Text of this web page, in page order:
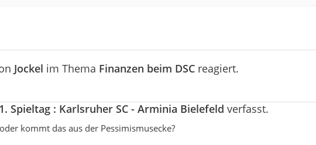
Jockel im Thema Finanzen beim DSC reagiert.
1. Spieltag : Karlsruher SC - Arminia Bielefeld verfasst.
kommt das aus der Pessimismusecke?